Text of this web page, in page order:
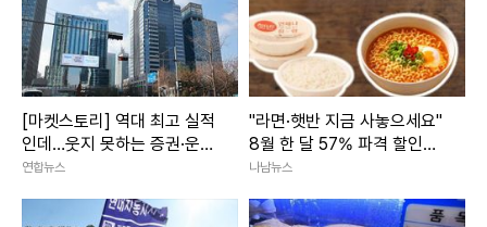
[마켓스토리] 역대 최고 실적
인데…웃지 못하는 증권·운용
사
연합뉴스
"라면·햇반 지금 사놓으세요"
8월 한 달 57% 파격 할인행
사 3800개 품목 마트
나남뉴스